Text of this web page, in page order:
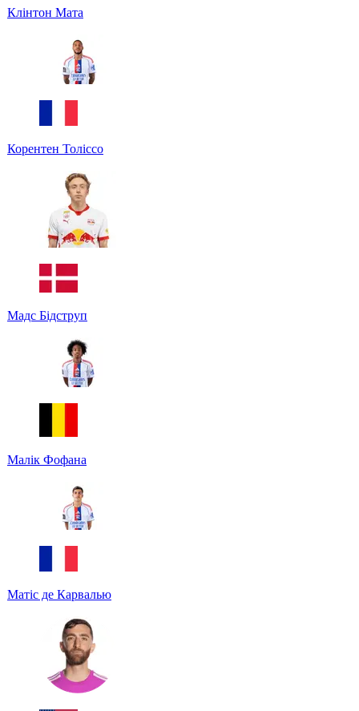
Клінтон Мата
Корентен Толіссо
Мадс Бідструп
Малік Фофана
Матіс де Карвалью